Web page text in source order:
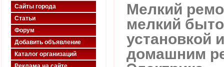
Сайты города
Статьи
Форум
Добавить объявление
Каталог организаций
Мелкий
мелкий
установкой
домашним